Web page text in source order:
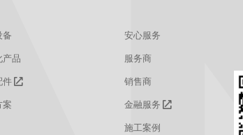
备
产品
件
案
安心服务
服务商
销售商
金融服务
施工案例